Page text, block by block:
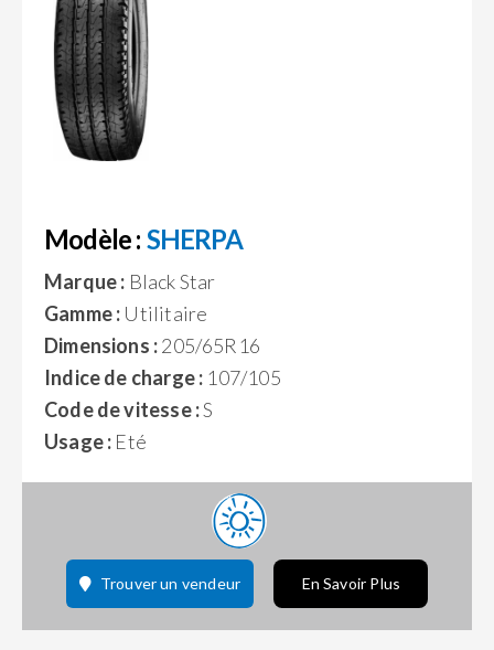
Modèle : SHERPA
Marque : Black Star
Gamme : Utilitaire
Dimensions :205/65R16
Indice de charge : 107/105
Code de vitesse :S
Usage : Eté
Trouver un vendeur En Savoir Plus